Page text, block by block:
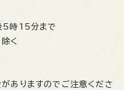
5時15分まで
く
ありますのでご注意くださ